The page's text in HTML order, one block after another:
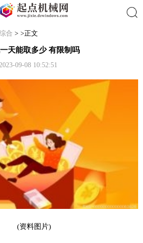
合 > >正文
天能取多少 有限制吗
09-08 10:52:51
(资料图片)